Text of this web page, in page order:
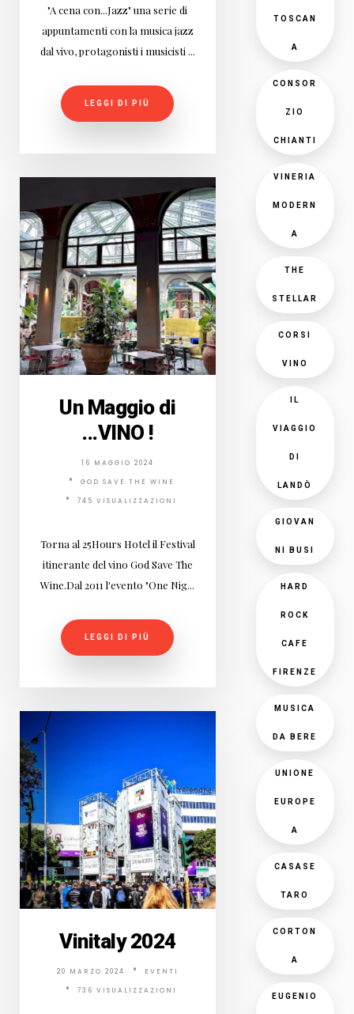
"A cena con...Jazz" una serie di
appuntamenti con la musica jazz
dal vivo, protagonisti i musicisti ...
LEGGI DI PIÙ
Un Maggio di
...VINO !
16 MAGGIO 2024
GOD SAVE THE WINE
745 VISUALIZZAZIONI
Torna al 25Hours Hotel il Festival
itinerante del vino God Save The
Wine.Dal 2011 l'evento "One Nig...
LEGGI DI PIÙ
Vinitaly 2024
20 MARZO 2024 EVENTI
736 VISUALIZZAZIONI
TOSCAN
A
CONSOR
ZIO
CHIANTI
VINERIA
MODERN
A
THE
STELLAR
CORSI
VINO
IL
VIAGGIO
DI
LANDÒ
GIOVAN
NI BUSI
HARD
ROCK
CAFE
FIRENZE
MUSICA
DA BERE
UNIONE
EUROPE
A
CASASE
TARO
CORTON
A
EUGENIO